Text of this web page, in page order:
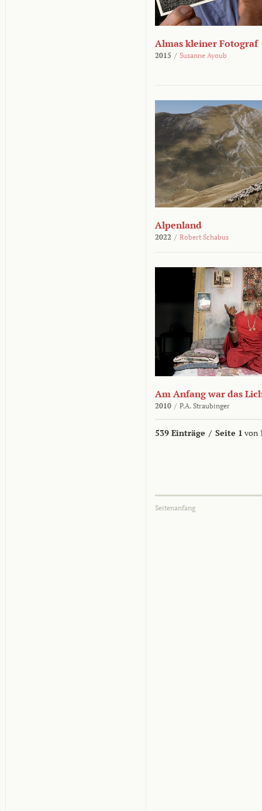
Almas kleiner Fotograf
2015 / Susanne Ayoub
Alpenland
2022 / Robert Schabus
Am Anfang war das
2010 / P.A. Straubinger
539 Einträge / Seite 1 von
Seitenanfang